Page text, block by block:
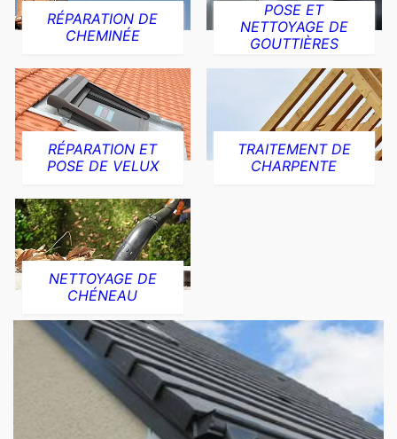
RÉPARATION DE
CHEMINÉE
POSE ET
NETTOYAGE DE
GOUTTIÈRES
RÉPARATION ET
POSE DE VELUX
TRAITEMENT DE
CHARPENTE
NETTOYAGE DE
CHÉNEAU